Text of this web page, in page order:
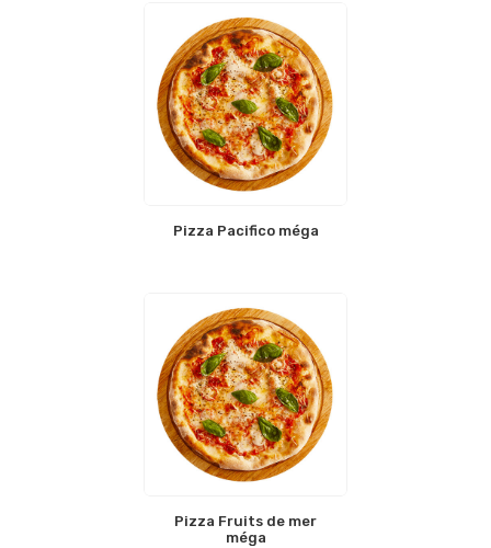
Pizza Pacifico méga
Pizza Fruits de mer
méga